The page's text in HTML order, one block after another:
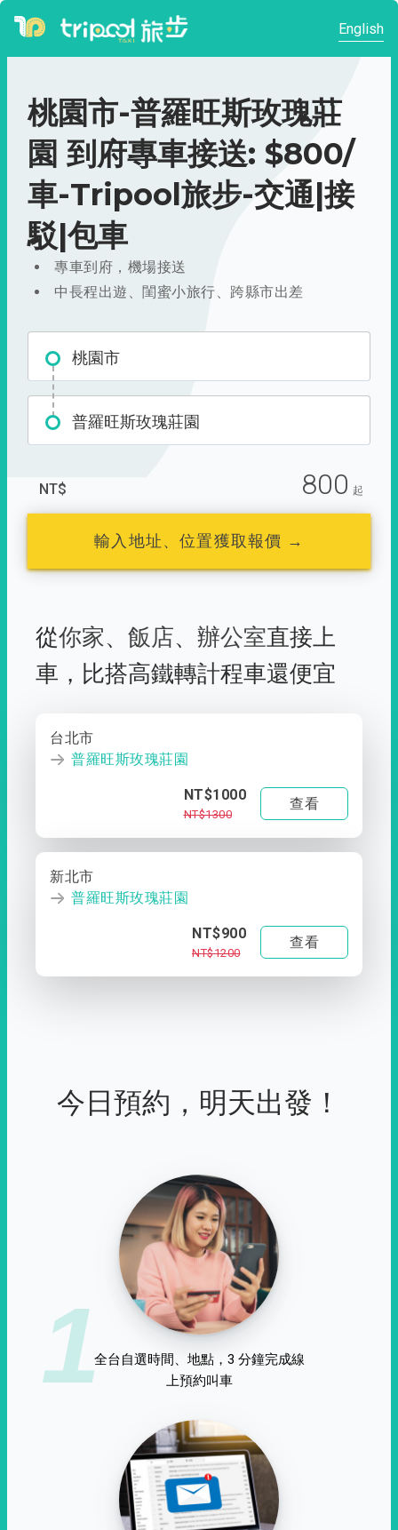
English
桃園市-普羅旺斯玫瑰莊
園 到府專車接送: $800/
車-Tripool旅步-交通|接
駁|包車
專車到府，機場接送
中長程出遊、閨蜜小旅行、跨縣市出差
桃園市
普羅旺斯玫瑰莊園
NT$ 800 起
輸入地址、位置獲取報價 →
從你家、 飯店、 辦公室直接上
車， 比搭高鐵轉計程車還便宜
台北市
普羅旺斯玫瑰莊園
NT$1000
NT$1300
查看
新北市
普羅旺斯玫瑰莊園
NT$900
NT$1200
查看
今日預約，明天出發！
1全台自選時間、地點，3 分鐘完成線
上預約叫車